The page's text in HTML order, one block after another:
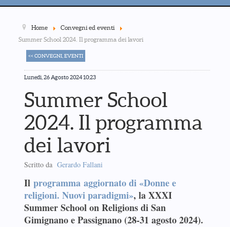
Home
Convegni ed eventi
Summer School 2024. Il programma dei lavori
<< CONVEGNI, EVENTI
Lunedì, 26 Agosto 2024 10:23
Summer School
2024. Il programma
dei lavori
Scritto da Gerardo Fallani
Il programma aggiornato di «Donne e
religioni. Nuovi paradigmi», la XXXI
Summer School on Religions di San
Gimignano e Passignano (28-31 agosto 2024).